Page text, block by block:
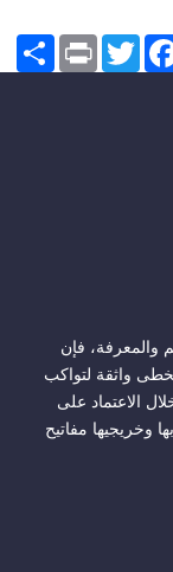
Share PrintTwitter
والمعرفة، فإن
بخطى واثقة لتواكب
الاعتماد على
وخريجيها مفاتيح